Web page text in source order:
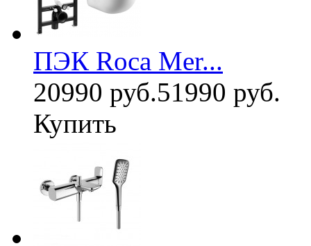
ПЭК Roca Mer...
20990 руб.51990 руб.
Купить